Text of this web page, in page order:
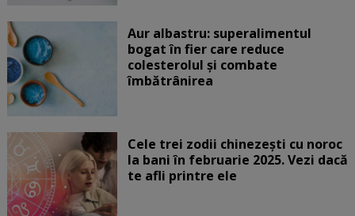
Aur albastru: superalimentul
bogat în fier care reduce
colesterolul și combate
îmbătrânirea
Cele trei zodii chinezești cu noroc
la bani în februarie 2025. Vezi dacă
te afli printre ele